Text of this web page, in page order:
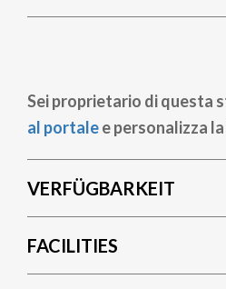
Sei proprietario di questa
al portalee personalizza
VERFÜGBARKEIT
FACILITIES